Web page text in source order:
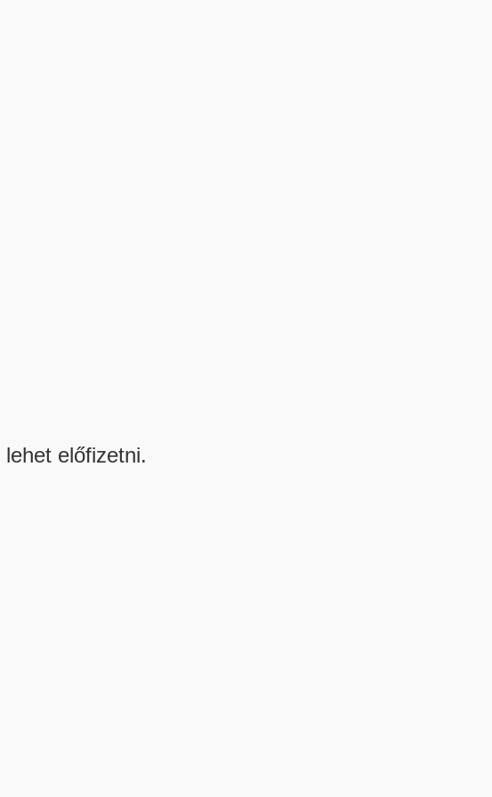
lehet előfizetni.